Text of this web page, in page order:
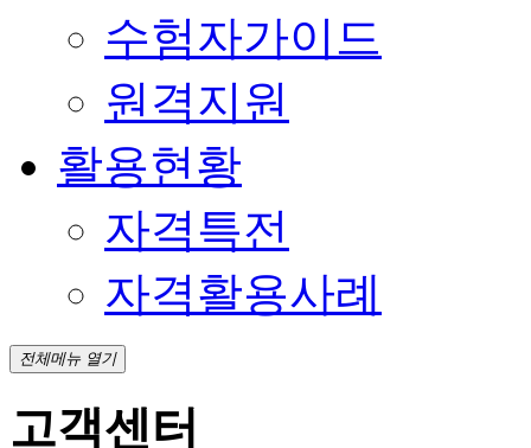
수험자가이드
원격지원
활용현황
자격특전
자격활용사례
전체메뉴 열기
고객센터